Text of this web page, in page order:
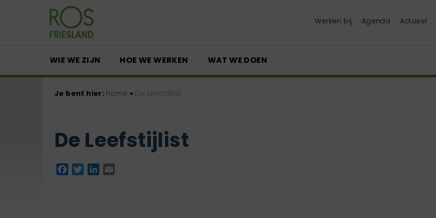
Werken bij Agenda Actueel
WIE WE ZIJN HOE WE WERKEN WAT WE DOEN
Je bent hier: Home » De Leefstijlist
De Leefstijlist
Facebook
TwitterLinkedIn